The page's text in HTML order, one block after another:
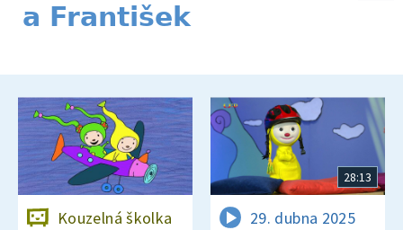
a František
Kouzelná školka
28:13
29. dubna 2025